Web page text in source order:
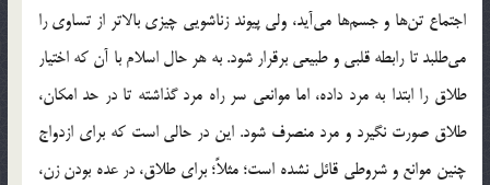
اجتماع تن‌ها و جسم‌ها می‌آید، ولی پیوند زناشویی چیزی بالاتر از تساوی را
می‌طلبد تا رابطه قلبی و طبیعی برقرار شود. به هر حال اسلام با آن که اختیار
طلاق را ابتدا به مرد داده، اما موانعی سر راه مرد گذاشته تا در حد امکان،
طلاق صورت نگیرد و مرد منصرف شود. این در حالی است که برای ازدواج
چنین موانع و شروطی قائل نشده است؛ مثلاً؛ برای طلاق، در عده بودن زن،